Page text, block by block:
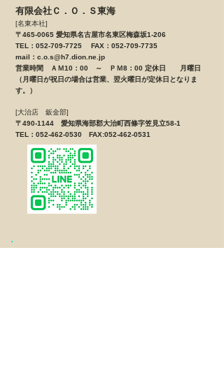
有限会社Ｃ．Ｏ．Ｓ東海
[名東本社]
〒465-0065 愛知県名古屋市名東区梅森坂1-206
TEL：052-709-7725 FAX：052-709-7735
mail： c.o.s@h7.dion.ne.jp
営業時間 ＡＭ10：00 ～ ＰＭ8：00 定休日 月曜日
（月曜日が祝日の場合は営業、翌火曜日が定休日となりま
す。）
[大治店 鈑金部]
〒490-1144 愛知県海部郡大治町西條字笠見立58-1
TEL：052-462-0530 FAX:052-462-0531